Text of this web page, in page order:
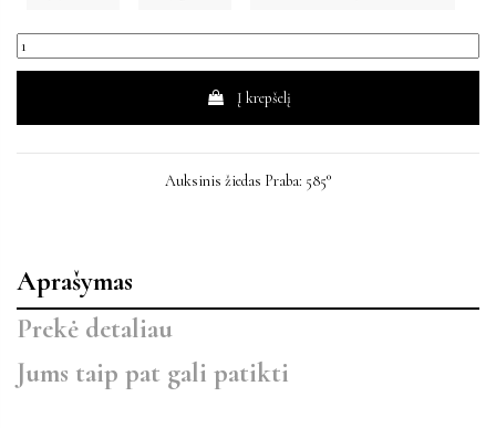
Į krepšelį
Auksinis žiedas Praba: 585°
Aprašymas
Prekė detaliau
Jums taip pat gali patikti